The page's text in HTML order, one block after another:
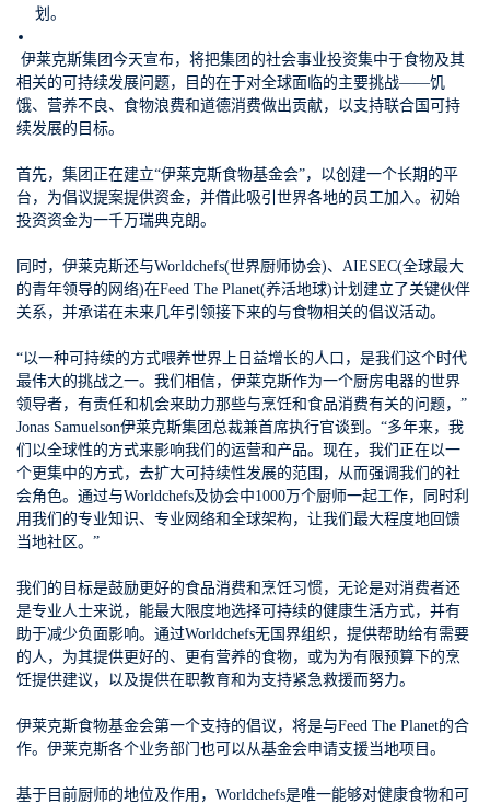
划。
伊莱克斯集团今天宣布，将把集团的社会事业投资集中于食物及其
相关的可持续发展问题，
目的在于对全球面临的主要挑战——饥
饿、营养不良、食物浪费和道德消费做出贡献，以支持联合国可持
续发展的目标。
首先，集团正在建立“伊莱克斯食物基金会”，以创建一个长期的平
台，为倡议提案提供资金，并借此吸引世界各地的员工加入。 初始
投资资金为一千万瑞典克朗。
同时，伊莱克斯还与Worldchefs(世界厨师协会)、AIESEC(全球最大
的青年领导的网络)在Feed The Planet(养活地球)计划建立了关键伙伴
关系，并承诺在未来几年引领接下来的与食物相关的倡议活动。
“以一种可持续的方式喂养世界上日益增长的人口，是我们这个时代
最伟大的挑战之一。我们相信， 伊莱克斯作为一个厨房电器的世界
领导者，有责任和机会来助力那些与烹饪和食品消费有关的问题 ，”
Jonas Samuelson伊莱克斯集团总裁兼首席执行官谈到。“多年来，我
们以全球性的方式来影响我们的运营和产品。现在，我们正在以一
个更集中的方式，去扩大可持续性发展的范围，从而强调我们的社
会角色。通过与Worldchefs及协会中1000万个厨师一起工作，同时利
用我们的专业知识、专业网络和全球架构， 让我们最大程度地回馈
当地社区。”
我们的目标是鼓励更好的食品消费和烹饪习惯，无论是对消费者还
是专业人士来说，能最大限度地选择可持续的健康生活方式，并有
助于减少负面影响。通过Worldchefs无国界组织，提供帮助给有需要
的人，为其提供更好的、更有营养的食物，或为为有限预算下的烹
饪提供建议，以及提供在职教育和为支持紧急救援而努力。
伊莱克斯食物基金会第一个支持的倡议，将是与Feed The Planet的合
作。伊莱克斯各个业务部门也可以从基金会申请支援当地项目。
基于目前厨师的地位及作用，Worldchefs是唯一能够对健康食物和可